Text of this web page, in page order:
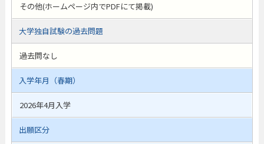
その他(ホームページ内でPDFにて掲載)
大学独自試験の過去問題
過去問なし
入学年月（春期）
2026年4月入学
出願区分